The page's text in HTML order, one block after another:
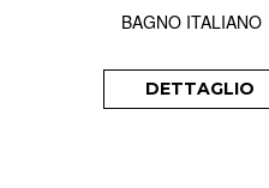
BAGNO ITALIANO
DETTAGLIO